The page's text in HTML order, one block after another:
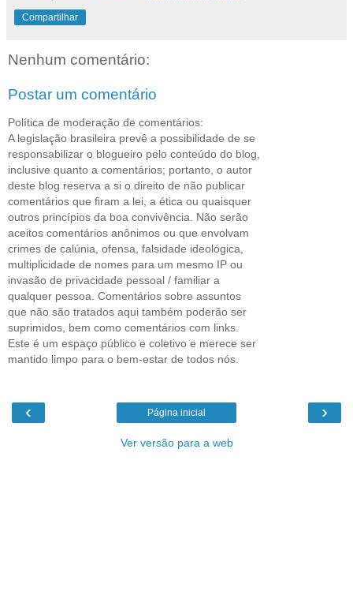
Compartilhar
Nenhum comentário:
Postar um comentário
Política de moderação de comentários:
A legislação brasileira prevê a possibilidade de se
responsabilizar o blogueiro pelo conteúdo do blog,
inclusive quanto a comentários; portanto, o autor
deste blog reserva a si o direito de não publicar
comentários que firam a lei, a ética ou quaisquer
outros princípios da boa convivência. Não serão
aceitos comentários anônimos ou que envolvam
crimes de calúnia, ofensa, falsidade ideológica,
multiplicidade de nomes para um mesmo IP ou
invasão de privacidade pessoal / familiar a
qualquer pessoa. Comentários sobre assuntos
que não são tratados aqui também poderão ser
suprimidos, bem como comentários com links.
Este é um espaço público e coletivo e merece ser
mantido limpo para o bem-estar de todos nós.
‹ ›
Página inicial
Ver versão para a web